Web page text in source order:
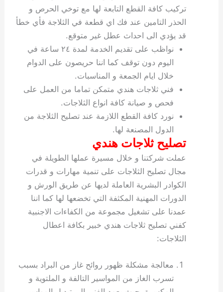
تركيب كافة القطع التابعة لها مع توخي الحرص و
الحذر التامين عند فك اي قطعة في الثلاجة فأي خطأ
قد يؤدي الى احداث عطل غير متوقع.
نواظب على تقديم الخدمة لمدة ٢٤ ساعة في
اليوم دون توقف كما اننا حريصون على الدوام
خلال ايام الجمعة و المناسبات.
فني ثلاجات هندي متمكن تماما من العمل على
فحص و صيانة كافة انواع الثلاجات.
نورد كافة القطع اللازمة عند تصليح الثلاجة من
الدول المصنعة لها.
تصليح ثلاجات هندي
عملت شركتنا و خلال مسيرة عملها الطويلة في
مجال تصليح الثلاجات على تنمية مهارات و قدرات
الكوادر البشرية العاملة لديها عن طريق الورش و
الدورات المهنية المكثفة التي تخضعها لها كما اننا
عمدنا على تشغيل مجموعة من الكفاءات الاجنبية
كفني تصليح ثلاجات هندي خبير بكافة اعطال
الثلاجات:
معالجة مشكلة ظهور روائح غاز من البراد بسبب
تسرب الغاز من المواسير التالفة و الملتوية و